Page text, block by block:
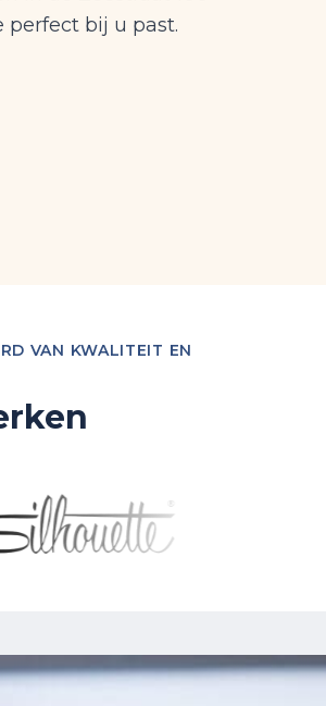
perfect bij u past.
VAN KWALITEIT EN